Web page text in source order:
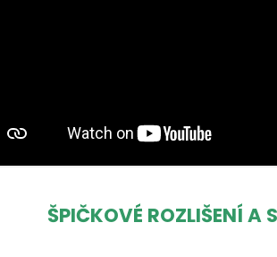
ŠPIČKOVÉ ROZLIŠENÍ A